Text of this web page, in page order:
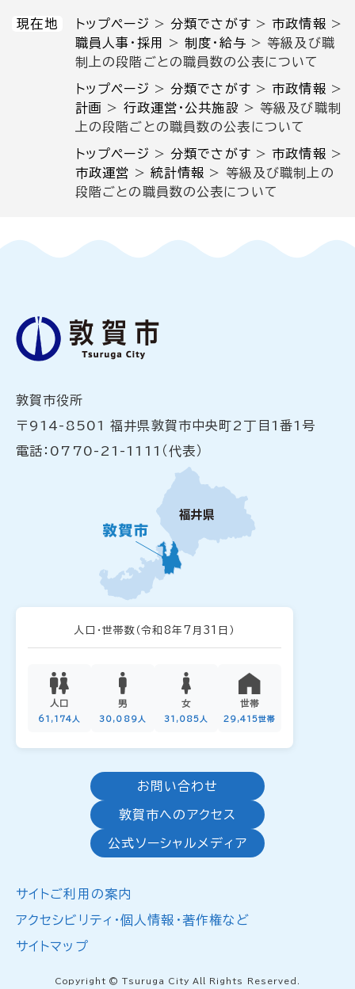
現在地 トップページ >分類でさがす >市政情報 >
職員人事・採用
>制度・給与 >等級及び職
制上の段階ごとの職員数の公表について
トップページ >分類でさがす >市政情報 >
計画 > 行政運営・公共施設 >等級及び職制
上の段階ごとの職員数の公表について
トップページ >分類でさがす >市政情報 >
市政運営 > 統計情報 > 等級及び職制上の
段階ごとの職員数の公表について
敦賀市役所
〒914-8501 福井県敦賀市中央町2丁目1番1号
電話：0770-21-1111（代表）
人口・世帯数 （令和8年7月31日）
人口
61,174人
男
30,089人
女
31,085人
世帯
29,415世帯
お問い合わせ
敦賀市へのアクセス
公式ソーシャルメディア
サイトご利用の案内
アクセシビリティ・個人情報・著作権など
サイトマップ
Copyright © Tsuruga City All Rights Reserved.